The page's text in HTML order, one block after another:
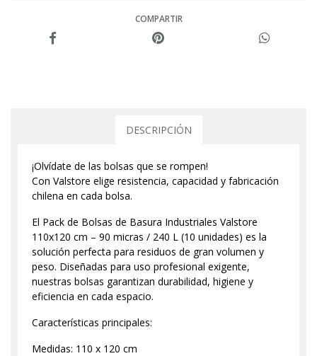
COMPARTIR
DESCRIPCIÓN
¡Olvídate de las bolsas que se rompen!
Con Valstore elige resistencia, capacidad y fabricación
chilena en cada bolsa.
El Pack de Bolsas de Basura Industriales Valstore
110x120 cm – 90 micras / 240 L (10 unidades) es la
solución perfecta para residuos de gran volumen y
peso. Diseñadas para uso profesional exigente,
nuestras bolsas garantizan durabilidad, higiene y
eficiencia en cada espacio.
Características principales:
Medidas: 110 x 120 cm